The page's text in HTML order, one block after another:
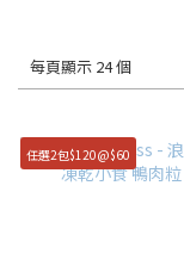
每頁顯示 24 個
任選2包$120@$60